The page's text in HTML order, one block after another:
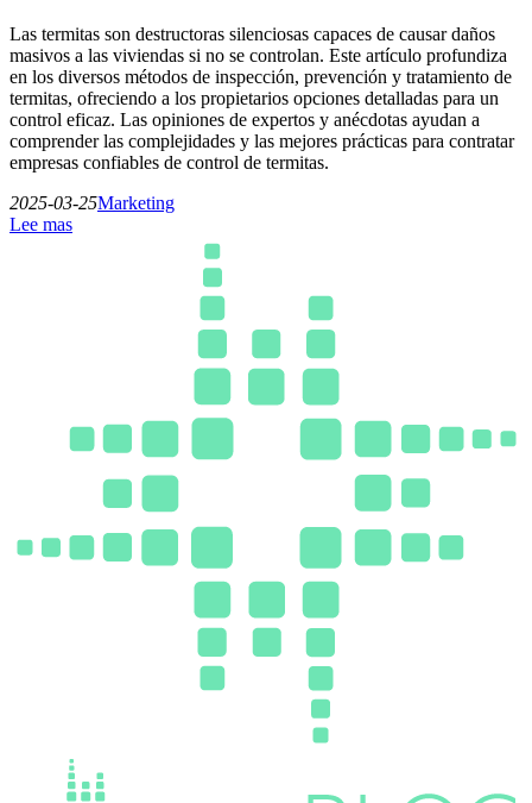
Las termitas son destructoras silenciosas capaces de causar daños
masivos a las viviendas si no se controlan. Este artículo profundiza
en los diversos métodos de inspección, prevención y tratamiento de
termitas, ofreciendo a los propietarios opciones detalladas para un
control eficaz. Las opiniones de expertos y anécdotas ayudan a
comprender las complejidades y las mejores prácticas para contratar
empresas confiables de control de termitas.
2025-03-25Marketing
Lee mas